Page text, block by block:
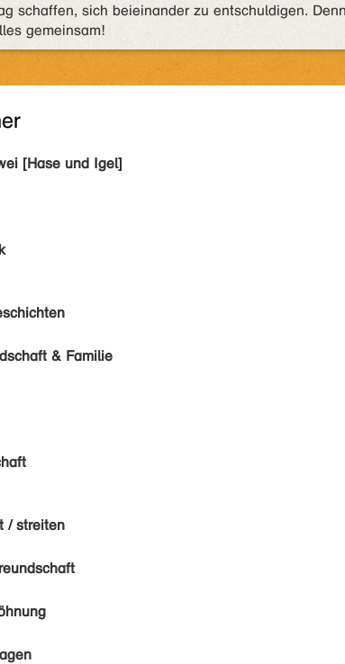
schaffen, sich beieinander zu entschuldigen.
gemeinsam!
[Hase und Igel]
& Familie
/ streiten